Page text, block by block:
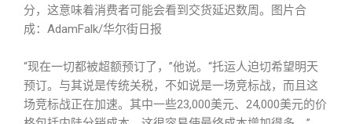
分，这意味着消费者可能会看到交货延迟数周。图片合
成：AdamFalk/华尔街日报
“现在一切都被超额预订了，”他说。“托运人迫切希望明天
预订。与其说是传统关税，不如说是一场竞标战，而且这
场竞标战正在加速。其中一些23,000美元、24,000美元的价